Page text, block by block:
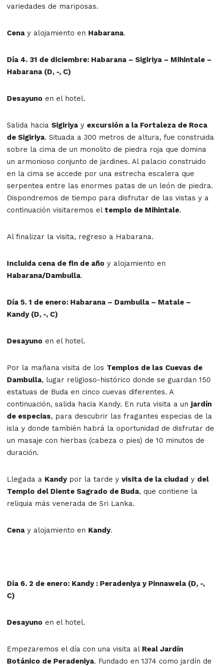
variedades de mariposas.
Cena y alojamiento en Habarana.
Día 4. 31 de diciembre: Habarana – Sigiriya – Mihintale –
Habarana (D, -, C)
Desayuno en el hotel.
Salida hacia Sigiriya y excursión a la Fortaleza de Roca
de Sigiriya. Situada a 300 metros de altura, fue construida
sobre la cima de un monolito de piedra roja que domina
un armonioso conjunto de jardines. Al palacio construido
en la cima se accede por una estrecha escalera que
serpentea entre las enormes patas de un león de piedra.
Dispondremos de tiempo para disfrutar de las vistas y a
continuación visitaremos el templo de Mihintale.
Al finalizar la visita, regreso a Habarana.
Incluida cena de fin de año y alojamiento en
Habarana/Dambulla.
Día 5. 1 de enero: Habarana – Dambulla – Matale –
Kandy (D, -, C)
Desayuno en el hotel.
Por la mañana visita de los Templos de las Cuevas de
Dambulla, lugar religioso-histórico donde se guardan 150
estatuas de Buda en cinco cuevas diferentes. A
continuación, salida hacia Kandy. En ruta visita a un jardín
de especias, para descubrir las fragantes especias de la
isla y donde también habrá la oportunidad de disfrutar de
un masaje con hierbas (cabeza o pies) de 10 minutos de
duración.
Llegada a Kandypor la tarde y visita de la ciudad y del
Templo del Diente Sagrado de Buda, que contiene la
reliquia más venerada de Sri Lanka.
Cena y alojamiento en Kandy.
Día 6. 2 de enero: Kandy : Peradeniya y Pinnawela (D, -,
C)
Desayuno en el hotel.
Empezaremos el día con una visita al Real Jardín
Botánico de Peradeniya. Fundado en 1374 como jardín de